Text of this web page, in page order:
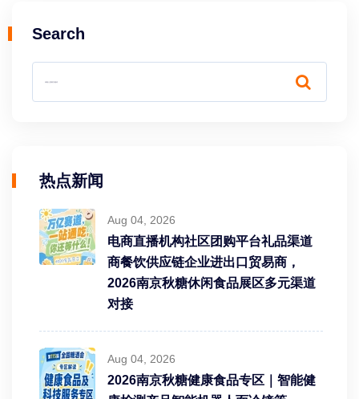
Search
热点新闻
Aug 04, 2026
电商直播机构社区团购平台礼品渠道
商餐饮供应链企业进出口贸易商，
2026南京秋糖休闲食品展区多元渠道
对接
Aug 04, 2026
2026南京秋糖健康食品专区｜智能健